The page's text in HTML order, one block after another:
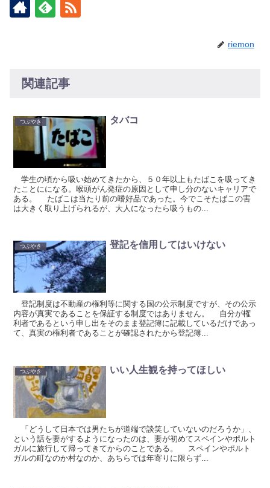
riemon
関連記事
つぶやき タバコ
学生の頃から吸い始めてきたから、５０年以上もたばこを吸ってき
たことにになる。喉頭がん発症の原因として申し分のないキャリアで
ある。 たばこは当たり前の嗜好品であった。今でこそたばこの害
は大きく取り上げられるが、大人になったら吸うもの...
つぶやき 登記を信用してはいけない
登記制度は不動産の権利等に関する国の公示制度ですが、その公示
内容が真実であることを保証する制度ではありません。 自分が権
利者であるという申し出をそのまま登記簿に記載しているだけであっ
て、真実の権利者であることが確認されたから登記簿...
つぶやき いい人生観を持ってほしい
「どうして日本では男たちが道端で談笑していないのだろうか」、
という話を妻がするようになったのは、妻が初めてスペインやポルト
ガルに旅行して帰ってきてからのことである。 スペインやポルト
ガルの町なのか村なのか、あちらでは年寄りに限らず...